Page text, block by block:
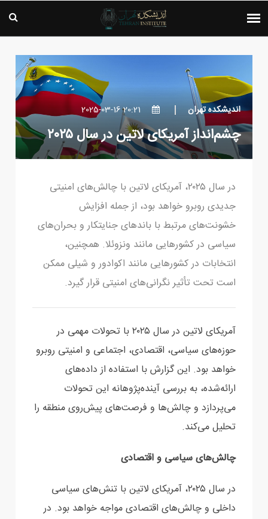
اندیشکده تهران 20:21 2025-03-16
چشم‌انداز آمریکای لاتین در سال ۲۰۲۵
در سال ۲۰۲۵، آمریکای لاتین با چالش‌های امنیتی
جدیدی روبرو خواهد بود، از جمله افزایش
خشونت‌های مرتبط با باندهای جنایتکار و بحران‌های
سیاسی در کشورهایی مانند ونزوئلا. همچنین،
انتخابات در کشورهایی مانند اکوادور و شیلی ممکن
است تحت تأثیر نگرانی‌های امنیتی قرار گیرد.
آمریکای لاتین در سال ۲۰۲۵ با تحولات مهمی در
حوزه‌های سیاسی، اقتصادی، اجتماعی و امنیتی روبرو
خواهد بود. این گزارش با استفاده از داده‌های
ارائه‌شده، به بررسی آینده‌پژوهانه این تحولات
می‌پردازد و چالش‌ها و فرصت‌های پیش‌روی منطقه را
تحلیل می‌کند.
چالش‌های سیاسی و اقتصادی
در سال ۲۰۲۵، آمریکای لاتین با تنش‌های سیاسی
داخلی و چالش‌های اقتصادی مواجه خواهد بود. در